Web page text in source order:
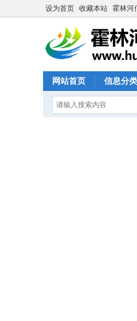
设为首页 收藏本站 霍林河
网站首页 信息分类